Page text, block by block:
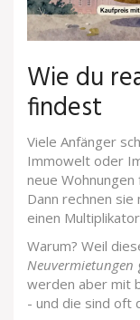
Wie du
findest
Viele Anfänger
Immowelt oder
neue
Dann rechnen
einen
Warum? Weil
Neuvermietungen
werden aber mit
- und die sind oft